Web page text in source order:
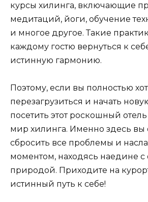
курсы хилинга, включающие
медитаций, йоги, обучение
и многое другое. Такие
каждому гостю вернуться к
истинную гармонию.
Поэтому, если вы полностью
перезагрузиться и начать
посетить этот роскошный
мир хилинга. Именно здесь вы
сбросить все проблемы и
моментом, находясь наедине с
природой. Приходите на
истинный путь к себе!